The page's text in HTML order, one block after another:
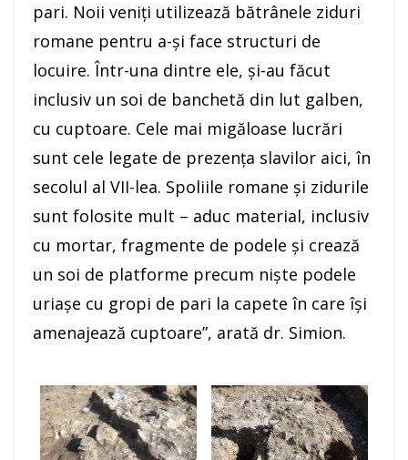
pari. Noii veniţi utilizează bătrânele ziduri
romane pentru a-şi face structuri de
locuire. Într-una dintre ele, şi-au făcut
inclusiv un soi de banchetă din lut galben,
cu cuptoare. Cele mai migăloase lucrări
sunt cele legate de prezenţa slavilor aici, în
secolul al VII-lea. Spoliile romane şi zidurile
sunt folosite mult – aduc material, inclusiv
cu mortar, fragmente de podele şi crează
un soi de platforme precum nişte podele
uriaşe cu gropi de pari la capete în care îşi
amenajează cuptoare”, arată dr. Simion.